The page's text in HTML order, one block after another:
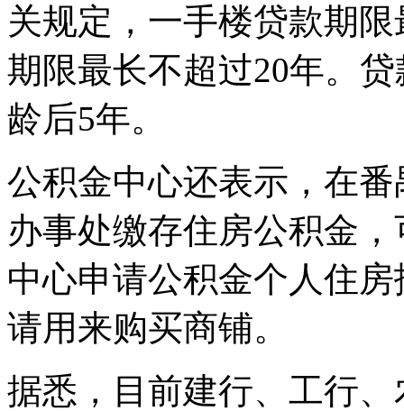
关规定，一手楼贷款期
期限最长不超过20年。
龄后5年。
公积金中心还表示，在
办事处缴存住房公积金
中心申请公积金个人住
请用来购买商铺。
据悉，目前建行、工行